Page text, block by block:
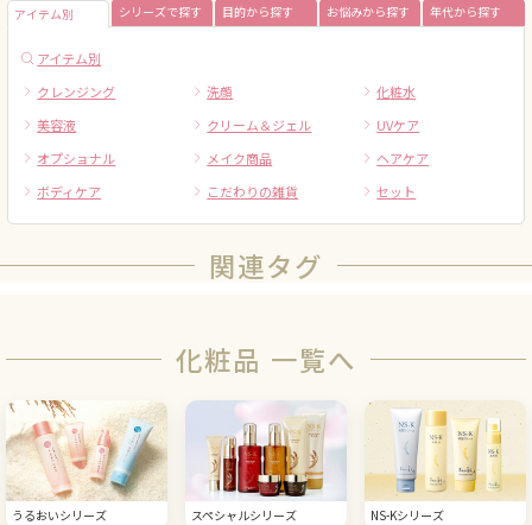
アイテム別 シリーズで探す 目的から探す お悩みから探す 年代から探す
アイテム別
クレンジング
洗顔
化粧水
美容液
クリーム＆ジェル
UVケア
オプショナル
メイク商品
ヘアケア
ボディケア
こだわりの雑貨 セット
関連タグ
化粧品 一覧へ
うるおいシリーズ スペシャルシリーズ NS-Kシリーズ